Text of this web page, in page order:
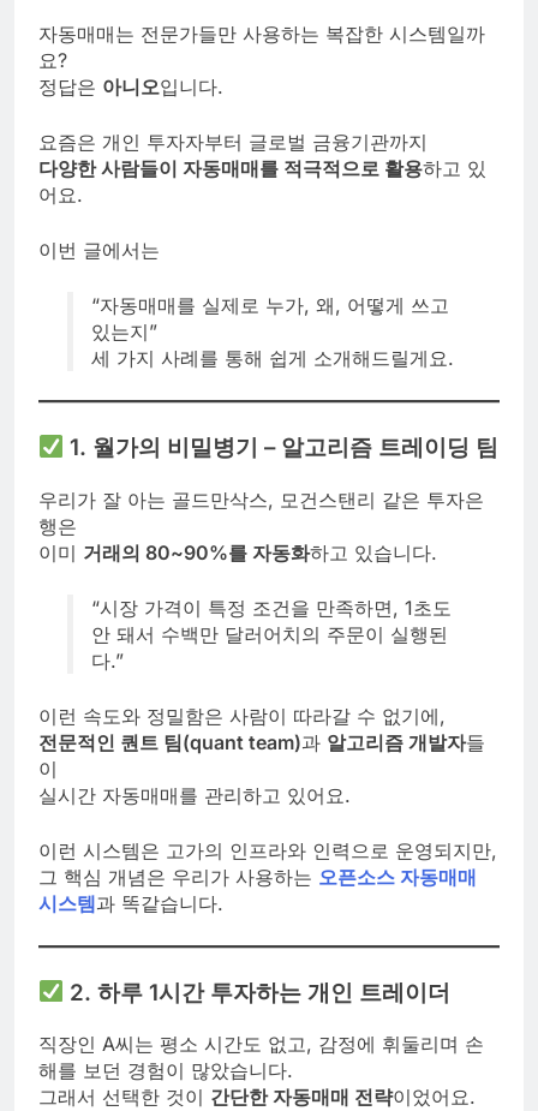
자동매매는 전문가들만 사용하는 복잡한 시스템일까
요?
정답은 아니오입니다.
요즘은 개인 투자자부터 글로벌 금융기관까지
다양한 사람들이 자동매매를 적극적으로 활용하고 있
어요.
이번 글에서는
“자동매매를 실제로 누가, 왜, 어떻게 쓰고
있는지”
세 가지 사례를 통해 쉽게 소개해드릴게요.
1. 월가의 비밀병기 – 알고리즘 트레이딩 팀
우리가 잘 아는 골드만삭스, 모건스탠리 같은 투자은
행은
이미 거래의 80~90%를 자동화하고 있습니다.
“시장 가격이 특정 조건을 만족하면, 1초도
안 돼서 수백만 달러어치의 주문이 실행된
다.”
이런 속도와 정밀함은 사람이 따라갈 수 없기에,
전문적인 퀀트 팀(quant team)과 알고리즘 개발자들
이
실시간 자동매매를 관리하고 있어요.
이런 시스템은 고가의 인프라와 인력으로 운영되지만,
그 핵심 개념은 우리가 사용하는 오픈소스 자동매매
시스템과 똑같습니다.
2. 하루 1시간 투자하는 개인 트레이더
직장인 A씨는 평소 시간도 없고, 감정에 휘둘리며 손
해를 보던 경험이 많았습니다.
그래서 선택한 것이 간단한 자동매매 전략이었어요.